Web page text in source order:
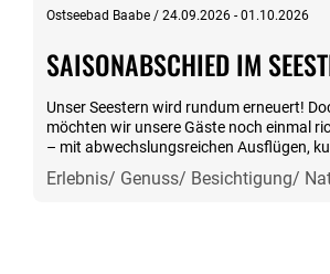
Ostseebad Baabe / 24.09.2026 - 01.10.2026
SAISONABSCHIED IM
Unser Seestern wird rundum erneuert!
möchten wir unsere Gäste noch einmal
– mit abwechslungsreichen Ausflügen,
Übernachtung inkl. Halbpension 1x
Erlebnis/ Genuss/ Besichtigung/